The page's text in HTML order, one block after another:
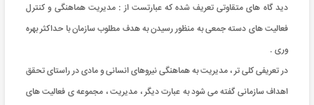
دید گاه های متقاوتی تعریف شده که عبارتست از : مدیریت هماهنگی و کنترل
فعالیت های دسته جمعی به منظور رسیدن به هدف مطلوب سازمان با حداکثر بهره
وری .
در تعریفی کلی تر ، مدیریت به هماهنگی نیروهای انسانی و مادی در راستای تحقق
اهداف سازمانی گفته می شود به عبارت دیگر ، مدیریت ، مجموعه ی فعالیت های